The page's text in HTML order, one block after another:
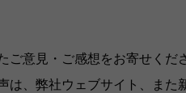
ご意見・ご感想をお寄せくだ
は、弊社ウェブサイト、また